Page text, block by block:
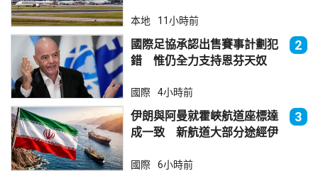
本地 11小時前
國際足協承認出售賽事計劃犯
錯 惟仍全力支持恩芬天奴
2
國際 4小時前
伊朗與阿曼就霍峽航道座標達
成一致 新航道大部分途經伊
3
國際 6小時前